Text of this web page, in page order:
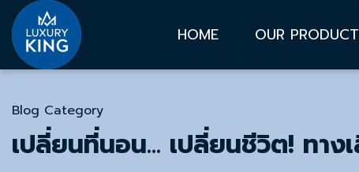
HOME OUR
Blog Category
เปลี่ยนที่นอน... เปลี่ยนชีวิต! ทา